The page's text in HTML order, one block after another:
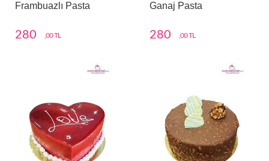
Frambuazlı Pasta
280 ,00 TL
Ganaj Pasta
280 ,00 TL